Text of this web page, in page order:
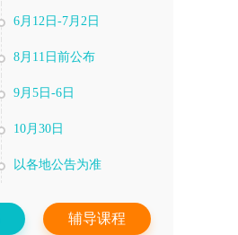
6月12日-7月2日
8月11日前公布
9月5日-6日
10月30日
以各地公告为准
辅导课程